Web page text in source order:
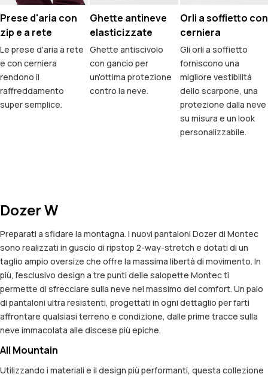
Prese d'aria con
zip e a rete
Le prese d'aria a rete
e con cerniera
rendono il
raffreddamento
super semplice.
Ghette antineve
elasticizzate
Ghette antiscivolo
con gancio per
un'ottima protezione
contro la neve.
Orli a soffietto con
cerniera
Gli orli a soffietto
forniscono una
migliore vestibilità
dello scarpone, una
protezione dalla neve
su misura e un look
personalizzabile.
Dozer W
Preparati a sfidare la montagna. I nuovi pantaloni Dozer di Montec
sono realizzati in guscio di ripstop 2-way-stretch e dotati di un
taglio ampio oversize che offre la massima libertà di movimento. In
più, l’esclusivo design a tre punti delle salopette Montec ti
permette di sfrecciare sulla neve nel massimo del comfort. Un paio
di pantaloni ultra resistenti, progettati in ogni dettaglio per farti
affrontare qualsiasi terreno e condizione, dalle prime tracce sulla
neve immacolata alle discese più epiche.
All Mountain
Utilizzando i materiali e il design più performanti, questa collezione